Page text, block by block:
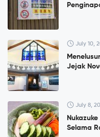
July 10,
Jejak
July 8,
Selama